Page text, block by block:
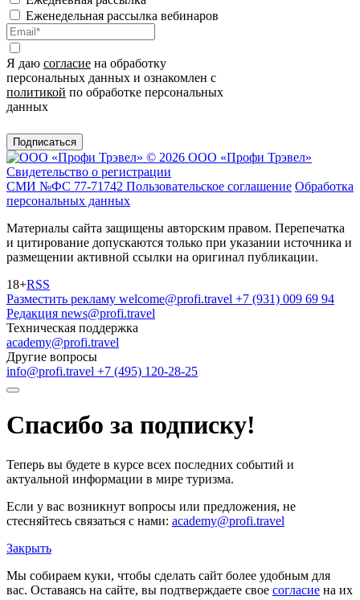
Еженедельная рассылка вебинаров
Я даю согласие на обработку
персональных данных и ознакомлен с
политикой по обработке персональных
данных
Подписаться
© 2026 ООО «Профи Трэвeл»
Свидетельство о регистрации
СМИ №ФС 77-71742 Пользовательское соглашение Обработка
персональных данных
Материалы сайта защищены авторским правом. Перепечатка
и цитирование допускаются только при указании источника и
размещении активной ссылки на оригинал публикации.
18+RSS
Разместить рекламу welcome@profi.travel +7 (931) 009 69 94
Редакция news@profi.travel
Техническая поддержка
academy@profi.travel
Другие вопросы
info@profi.travel +7 (495) 120-28-25
Спасибо за подписку!
Теперь вы будете в курсе всех последних событий и
актуальной информации в мире туризма.
Если у вас возникнут вопросы или предложения, не
стесняйтесь связаться с нами: academy@profi.travel
Закрыть
Мы собираем куки, чтобы сделать сайт более удобным для
вас. Оставаясь на сайте, вы подтверждаете свое согласие на их